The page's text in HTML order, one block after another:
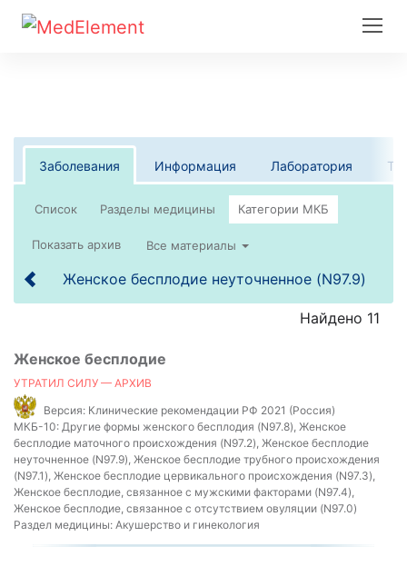
Заболевания Информация Лаборатория
Список
Все материалы
Женское бесплодие неуточненное (N97.9)
Найдено 11
Женское бесплодие
УТРАТИЛ СИЛУ — АРХИВ
Версия: Клинические рекомендации РФ 2021 (Россия)
МКБ-10: Другие формы женского бесплодия (N97.8), Женское
бесплодие маточного происхождения (N97.2), Женское бесплодие
неуточненное (N97.9), Женское бесплодие трубного происхождения
(N97.1), Женское бесплодие цервикального происхождения (N97.3),
Женское бесплодие, связанное с мужскими факторами (N97.4),
Женское бесплодие, связанное с отсутствием овуляции (N97.0)
Раздел медицины: Акушерство и гинекология